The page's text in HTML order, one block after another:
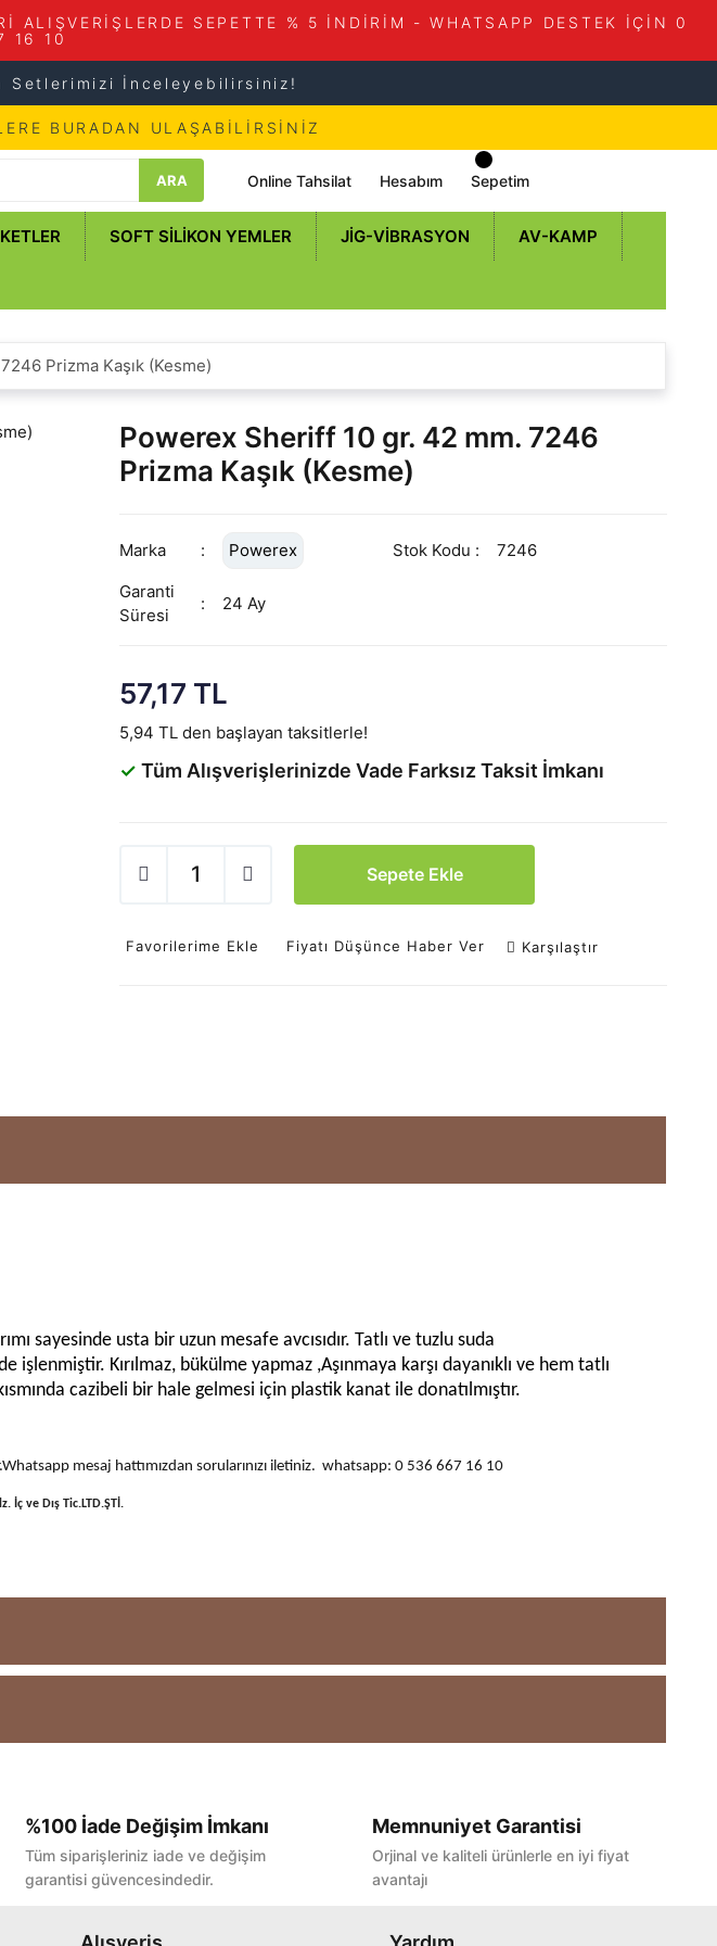
SEPETTE % 5 İNDİRİM - WHATSAPP DESTEK İÇİN 0
16 10
Setlerimizi İnceleyebilirsiniz!
BURADAN ULAŞABİLİRSİNİZ
ARA Online Tahsilat Hesabım Sepetim
SOFT SILIKON YEMLER JIG-VIBRASYON AV-KAMP
Prizma Kaşık (Kesme)
Powerex Sheriff 10 gr. 42 mm. 7246
Prizma Kaşık (Kesme)
Marka Powerex Stok Kodu
7246
Garanti
Süresi
24 Ay
57,17 TL
5,94 TL den başlayan taksitlerle!
✓ Tüm Alışverişlerinizde Vade Farksız Taksit İmkanı
Sepete Ekle
Favorilerime Ekle Fiyatı Düşünce Haber Ver Karşılaştır
sayesinde usta bir uzun mesafe avcısıdır. Tatlı ve tuzlu suda
Kırılmaz, bükülme yapmaz ,Aşınmaya karşı dayanıklı ve hem tatlı
cazibeli bir hale gelmesi için plastik kanat ile donatılmıştır.
mesaj hattımızdan sorularınızı iletiniz. whatsapp: 0 536 667 16 10
İç ve Dış Tic.LTD.ŞTİ.
siz yapın!
%100 İade Değişim İmkanı
Tüm siparişleriniz iade ve değişim
garantisi güvencesindedir.
Memnuniyet Garantisi
Orjinal ve kaliteli ürünlerle en iyi fiyat
avantajı